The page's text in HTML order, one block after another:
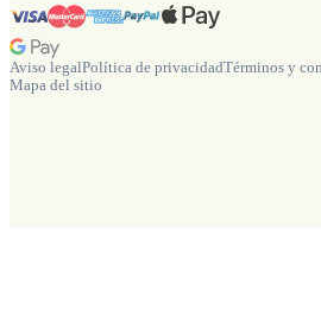
Aviso legalPolítica de privacidadTérminos y
Mapa del sitio